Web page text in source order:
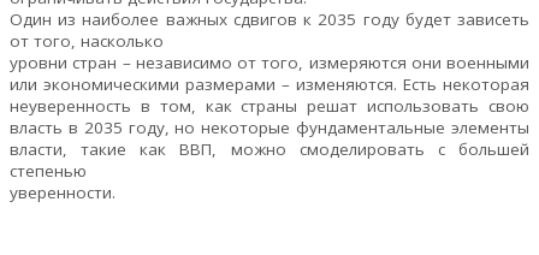
Один из наиболее важных сдвигов к 2035 году будет зависеть
от того, насколько
уровни стран – независимо от того, измеряются они военными
или экономическими размерами – изменяются. Есть некоторая
неуверенность в том, как страны решат использовать свою
власть в 2035 году, но некоторые фундаментальные элементы
власти, такие как ВВП, можно смоделировать с большей
степенью
уверенности.